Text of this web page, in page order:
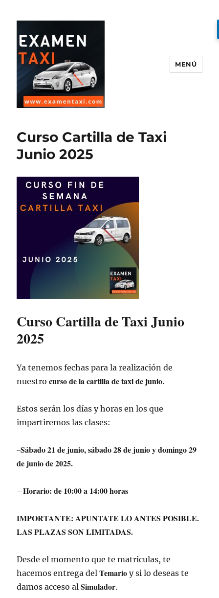
el examen de la cartilla del taxi
MENÚ
Curso Cartilla de Taxi
Junio 2025
Curso Cartilla de Taxi Junio
2025
Ya tenemos fechas para la realización de
nuestrocurso de la cartilla de taxi de junio.
Estos serán los días y horas en los que
impartiremos las clases:
–Sábado 21 de junio, sábado 28 de junio y domingo 29
de junio de 2025.
–Horario: de 10:00 a 14:00 horas
IMPORTANTE: APUNTATE LO ANTES POSIBLE.
LAS PLAZAS SON LIMITADAS.
Desde el momento que te matriculas, te
hacemos entrega delTemario y si lo deseas te
damos acceso alSimulador.